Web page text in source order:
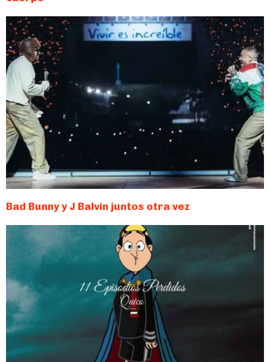
Bad Bunny y J Balvin juntos otra vez